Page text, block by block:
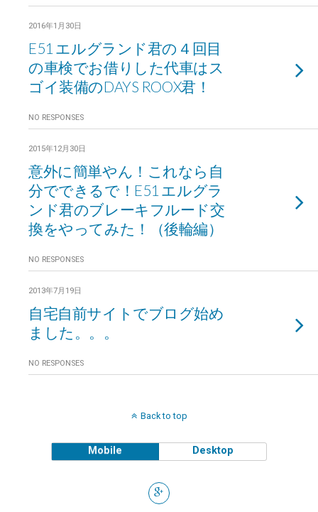
2016年1月30日
E51 エルグランド君の４回目
の車検でお借りした代車はス
ゴイ装備のDAYS ROOX君！
NO RESPONSES
2015年12月30日
意外に簡単やん！これなら自
分でできるで！E51 エルグラ
ンド君のブレーキフルード交
換をやってみた！（後輪編）
NO RESPONSES
2013年7月19日
自宅自前サイトでブログ始め
ました。。。
NO RESPONSES
Back to top
Mobile Desktop